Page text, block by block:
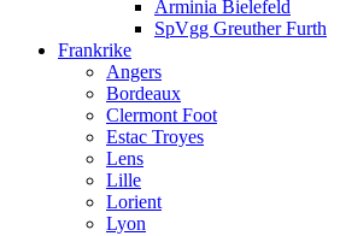
Arminia Bielefeld
SpVgg Greuther Furth
Frankrike
Angers
Bordeaux
Clermont Foot
Estac Troyes
Lens
Lille
Lorient
Lyon